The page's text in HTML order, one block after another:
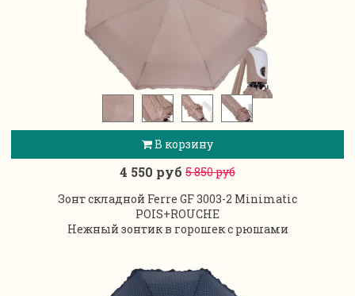
В корзину
4 550 руб 5 850 руб
Зонт складной Ferre GF 3003-2 Minimatic
POIS+ROUCHE
Нежный зонтик в горошек с рюшами